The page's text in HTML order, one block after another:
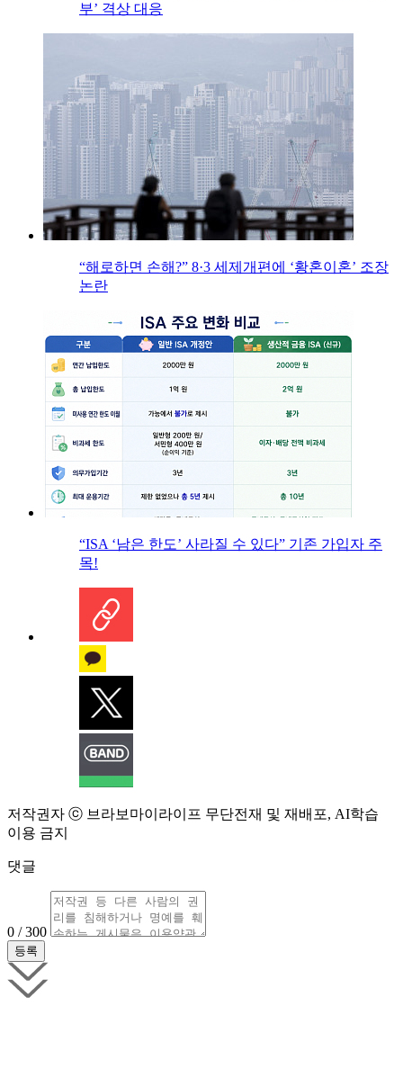
부’ 격상 대응
“해로하면 손해?” 8·3 세제개편에 ‘황혼이혼’ 조장
논란
“ISA ‘남은 한도’ 사라질 수 있다” 기존 가입자 주
목!
저작권자 ⓒ 브라보마이라이프 무단전재 및 재배포, AI학습
이용 금지
댓글
0 / 300